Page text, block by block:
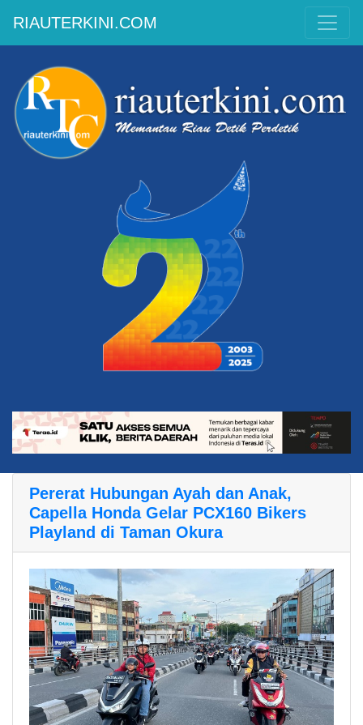
RIAUTERKINI.COM
Pererat Hubungan Ayah dan Anak,
Capella Honda Gelar PCX160 Bikers
Playland di Taman Okura